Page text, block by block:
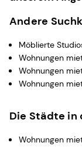
Andere
Möblierte
Wohnungen
Wohnungen
Wohnungen
Die Städte in
Wohnungen